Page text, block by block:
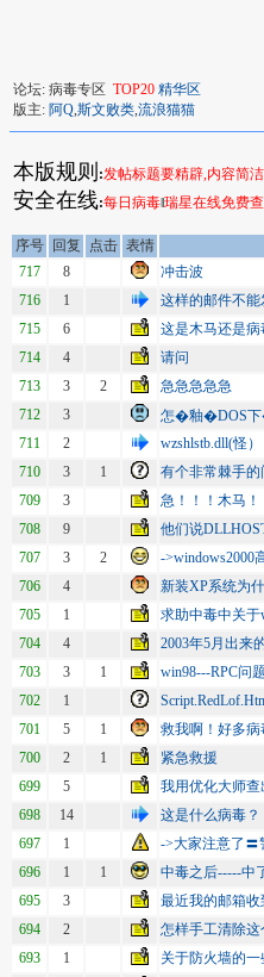
论坛: 病毒专区 TOP20 精华区
版主: 阿Q,斯文败类,流浪猫猫
本版规则 :发帖标题要精辟,内容简
安全在线:每日病毒‖瑞星在线免费
序号 回复 点击 表情
717
8
冲击波
716
1
这样的邮件不能
715
6
这是木马还是病
714
4
请问
713
3 2
急急急急急
712
3
怎�釉�DOS下
711
2
wzshlstb.dll(怪）
710
3 1
有个非常棘手
709
3
急！！！木马！
708
9
他们说
707
3 2
->windows2000
706
4
新装XP系统为
705
1
求助中毒中关于
704
4
2003年5月出来
703
3 1
win98---RPC问
702
1
701
5 1
救我啊！好多
700
2 1
紧急救援
699
5
我用优化大师查
698
14
这是什么病毒？
697
1
->大家注意了〓
696
1 1
中毒之后-----中
695
3
最近我的邮箱
694
2
怎样手工清除这
693
1
关于防火墙的一